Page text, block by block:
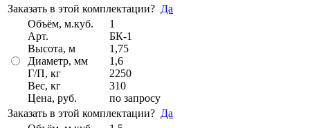
Заказать в этой комплектации? Да
Объём, м.куб.
Арт.
Высота, м
Диаметр, мм
Г/П, кг
Вес, кг
Цена, руб.
1
БК-1
1,75
1,6
2250
310
по запросу
Заказать в этой комплектации? Да